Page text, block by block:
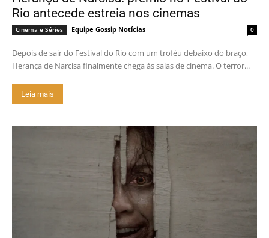
Rio antecede estreia nos cinemas
Cinema e Séries Equipe Gossip Notícias 0
Depois de sair do Festival do Rio com um troféu debaixo do braço,
Herança de Narcisa finalmente chega às salas de cinema. O terror...
Leia mais